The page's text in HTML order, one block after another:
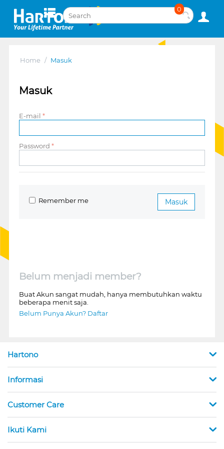
0
Home / Masuk
Masuk
E-mail
Password
Masuk
Remember me
Belum menjadi member?
Buat Akun sangat mudah, hanya membutuhkan waktu
beberapa menit saja.
Belum Punya Akun? Daftar
Hartono
Informasi
Customer Care
Ikuti Kami